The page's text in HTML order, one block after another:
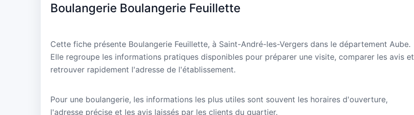
Boulangerie Boulangerie Feuillette
Cette fiche présente Boulangerie Feuillette, à Saint-André-les-Vergers dans le département Aube.
Elle regroupe les informations pratiques disponibles pour préparer une visite, comparer les avis et
retrouver rapidement l'adresse de l'établissement.
Pour une boulangerie, les informations les plus utiles sont souvent les horaires d'ouverture,
l'adresse précise et les avis laissés par les clients du quartier.